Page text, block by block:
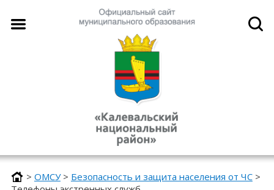
> ОМСУ > Безопасность и защита населения от ЧС >